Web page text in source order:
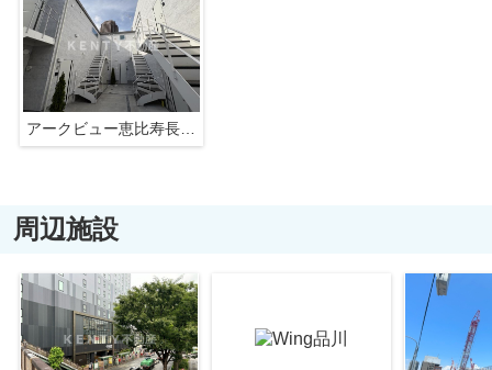
アークビュー恵比寿長者丸
周辺施設